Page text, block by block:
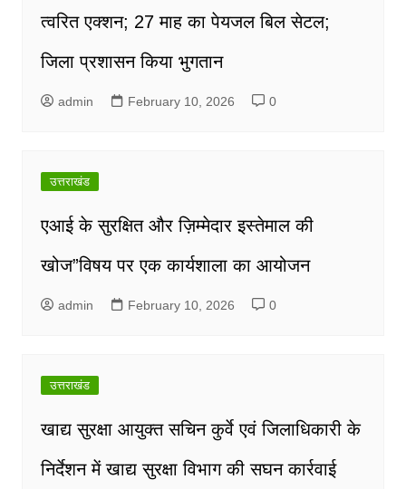
त्वरित एक्शन; 27 माह का पेयजल बिल सेटल;
जिला प्रशासन किया भुगतान
admin February 10, 2026 0
उत्तराखंड
एआई के सुरक्षित और ज़िम्मेदार इस्तेमाल की
खोज”विषय पर एक कार्यशाला का आयोजन
admin February 10, 2026 0
उत्तराखंड
खाद्य सुरक्षा आयुक्त सचिन कुर्वे एवं जिलाधिकारी के
निर्देशन में खाद्य सुरक्षा विभाग की सघन कार्रवाई